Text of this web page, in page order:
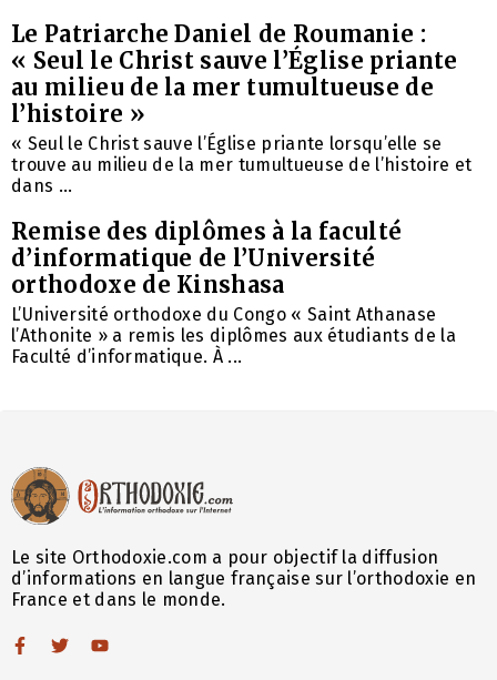
Le Patriarche Daniel de Roumanie :
« Seul le Christ sauve l’Église priante
au milieu de la mer tumultueuse de
l’histoire »
« Seul le Christ sauve l’Église priante lorsqu’elle se
trouve au milieu de la mer tumultueuse de l’histoire et
dans ...
Remise des diplômes à la faculté
d’informatique de l’Université
orthodoxe de Kinshasa
L’Université orthodoxe du Congo « Saint Athanase
l’Athonite » a remis les diplômes aux étudiants de la
Faculté d’informatique. À ...
Le site Orthodoxie.com a pour objectif la diffusion
d’informations en langue française sur l’orthodoxie en
France et dans le monde.